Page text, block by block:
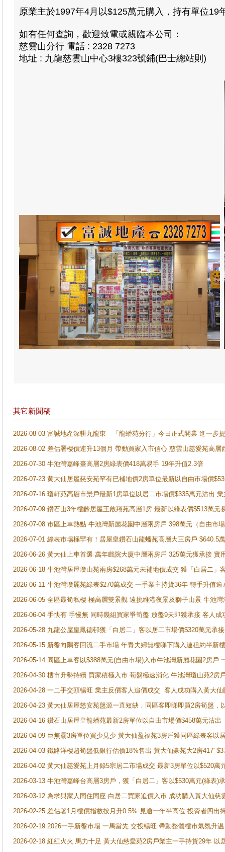
原業主於1997年4月以$125萬元購入，持有單位
如有任何查詢，歡迎致電或親臨本公司：
慈雲山分行 電話 : 2328 7273
地址 : 九龍慈雲山中心3樓323號鋪(巴士總站則)
其它新聞稿
2026-08-03 富誠地產深耕九龍東 「龍蟠苑分行」今日正式開業 進一步
2026-08-02 差估署樓價連升13個月 帶動買家入市信心 慈雲山慈愛苑高層
2026-07-30 牛池灣嘉峰臺高層2房綠表價418萬易手 19年升值2.3倍
2026-07-23 黄大仙居屋慈安苑罕有已補地價2房單位最新以自由市場價
2026-07-16 瓊軒苑高層市景戶最新1房單位以居二市場價$335萬元沽出
2026-07-09 鑽石山3年樓齡居屋王啟翔苑高層1房 最新以綠表價$513萬元
2026-07-08 市區上車熱點 牛池灣新麗花園中層兩房戶 398萬元（自由市
2026-07-01 綠表市場極罕有！居屋皇鑽石山龍蟠苑高層大三房戶
2026-06-26 黃大仙上車首選 萬年戲院大廈中層兩房戶 325萬元獲承接 實
2026-06-18 牛池灣居屋瓊山苑兩房$268萬元未補地價成交 獲「白居二」
2026-06-11 牛池灣瓊麗苑綠表$270萬成交 一手業主持貨36年 轉手升值逾
2026-06-05 全區最筍私樓 極高層雙景觀 遠挑維港夜景及獅子山景 牛池
2026-06-04 手快有 手慢無 同時幾組買家爭筍盤 放盤9天即獲承接 客人
2026-05-28 九龍公屋皇鳳德邨獲「白居二」客以居二市場價$320萬元承接
2026-05-15 新盤向隅客回流二手市場 年青夫婦無樓睇下購入連租約半新
2026-05-14 同區上車客以$388萬元(自由市場)入市牛池灣新麗花園2房戶
2026-04-30 樓市升勢持續 買家積極入市 荀盤極速消化 牛池灣瓊山苑2房
2026-04-28 一二手交頭暢旺 業主反價客人追價成交 客人成功購入黃大
2026-04-23 黃大仙居屋慈安苑盤源一直短缺，同區客即睇即買2房筍盤，
2026-04-16 鑽石山居屋皇龍蟠苑最新2房單位以自由市場價$458萬元沽出
2026-04-09 巨無霸3房單位買少見少 黃大仙盈福苑3房戶獲同區綠表客以
2026-04-03 鐵路洋樓超筍盤低銀行估價18%售出 黃大仙豪苑大2房417'
2026-04-02 黃大仙慈愛苑上月錄5宗居二市場成交 最新3房單位以$520萬
2026-03-13 牛池灣嘉峰台高層3房戶，獲「白居二」客以$530萬元(綠表)
2026-03-12 為求與家人同住同座 白居二買家追價入市 成功購入黃大仙
2026-02-25 差估署1月樓價指數按月升0.5% 見逾一年半高位 投資者四
2026-02-19 2026一手新盤市場 一馬當先 交投暢旺 帶動整體樓市氣氛升
2026-02-18 紅紅火火 馬力十足 黃大仙慈愛苑2房戶業主一手持貨29年 以